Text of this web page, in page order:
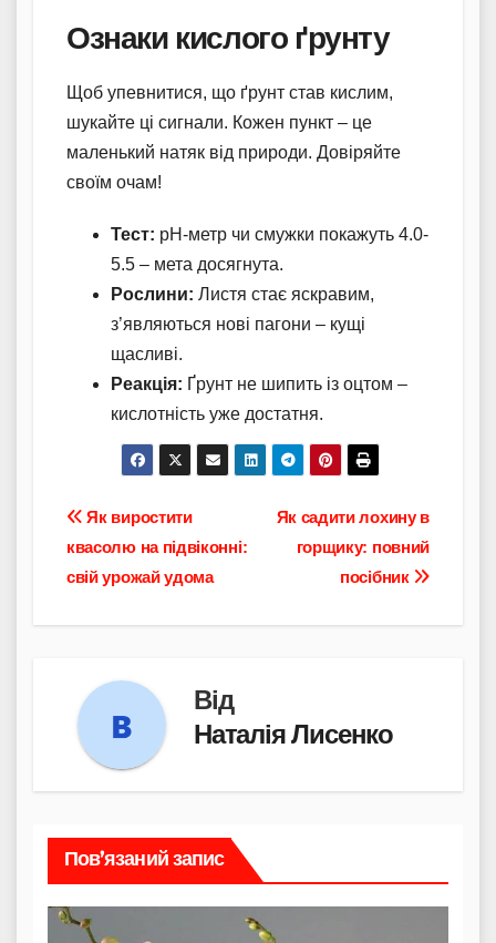
Ознаки кислого ґрунту
Щоб упевнитися, що ґрунт став кислим,
шукайте ці сигнали. Кожен пункт – це
маленький натяк від природи. Довіряйте
своїм очам!
Тест: pH-метр чи смужки покажуть 4.0-
5.5 – мета досягнута.
Рослини: Листя стає яскравим,
з’являються нові пагони – кущі
щасливі.
Реакція: Ґрунт не шипить із оцтом –
кислотність уже достатня.
Навігація
записів
Як садити лохину в
горщику: повний
посібник
Як виростити
квасолю на підвіконні:
свій урожай удома
Від
Наталія Лисенко
Пов’язаний запис